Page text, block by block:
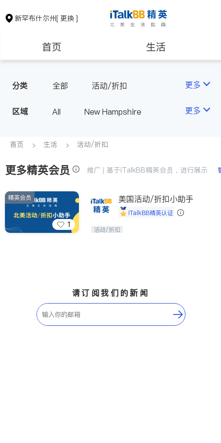
新罕布什尔州[ 更换 ]
首页 生活
保险理财 房地产租售
建筑装修
养老 非盈利组织
分类 全部 活动/折扣 更多
区域 All New Hampshire 更多
首页 生活 活动/折扣
更多精英会员 推广 | 基于iTalkBB精英会员，进行展示
1
精英会员 美国活动/折扣小助手
iTalkBB精英认证
iTalkBB精英 官方账号。您的美国生活
活动/折扣
请订阅我们的新闻